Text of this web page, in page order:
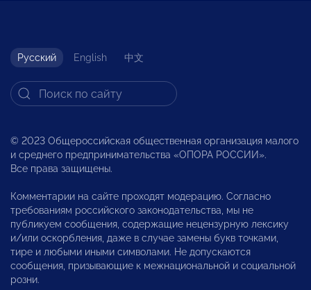
Русский English 中文
© 2023 Общероссийская общественная организация малого
и среднего предпринимательства «ОПОРА РОССИИ».
Все права защищены.
Комментарии на сайте проходят модерацию. Согласно
требованиям российского законодательства, мы не
публикуем сообщения, содержащие нецензурную лексику
и/или оскорбления, даже в случае замены букв точками,
тире и любыми иными символами. Не допускаются
сообщения, призывающие к межнациональной и социальной
розни.